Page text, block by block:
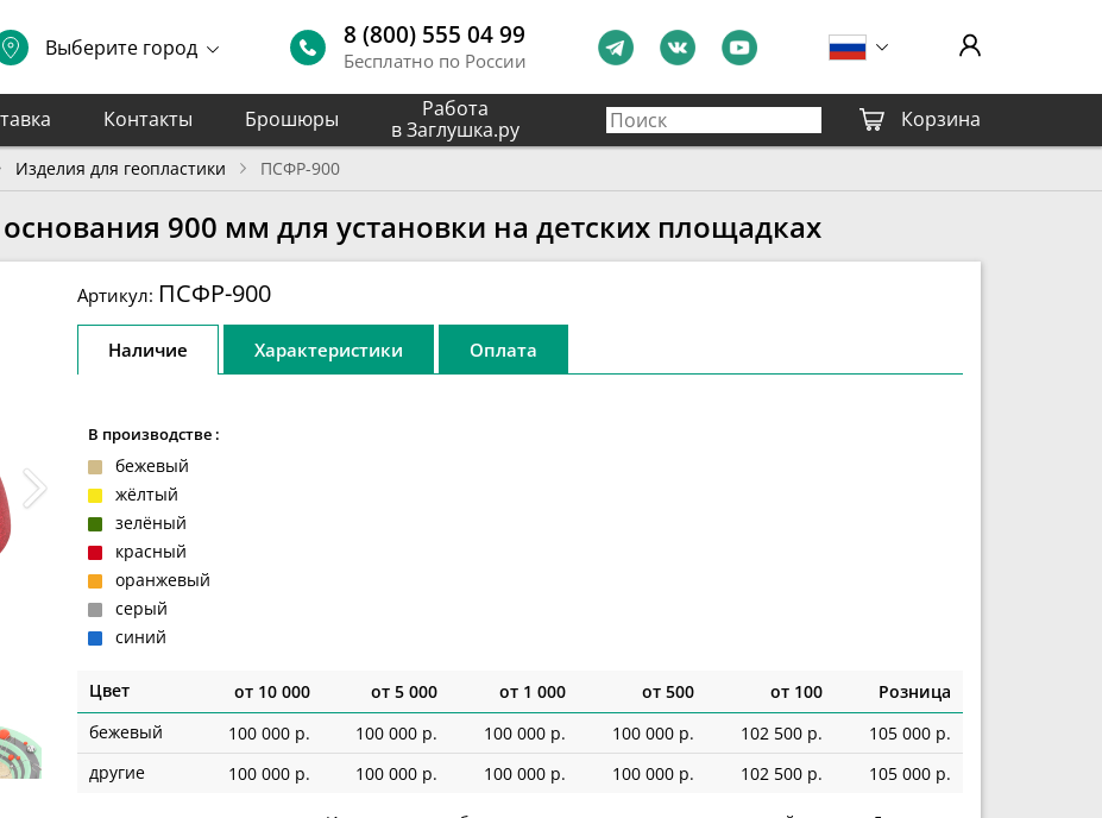
Выберите город 8 (800) 555 04 99
Бесплатно по России
Контакты Брошюры
Работа
в Заглушка.ру
Корзина
Изделия для геопластики ПСФР-900
900 мм для установки на детских площадках
Артикул: ПСФР-900
Наличие Характеристики Оплата
В производстве :
бежевый
жёлтый
зелёный
красный
оранжевый
серый
синий
Цвет от 10 000 от 5 000 от 1 000 от 500 от 100
Розница
бежевый
100 000 р. 100 000 р. 100 000 р. 100 000 р. 102 500 р.
105 000 р.
другие
100 000 р. 100 000 р. 100 000 р. 100 000 р. 102 500 р. 105 000 р.